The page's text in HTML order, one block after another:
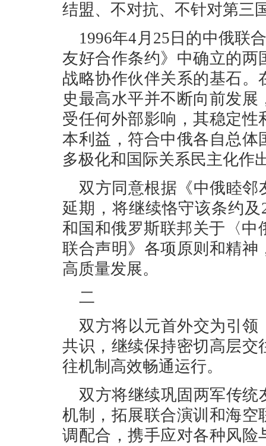
结盟、不对抗、不针对第三
1996年4月25日的中俄联
友好合作条约》中确立的
战略协作伙伴关系的基石
史最高水平并不断向前发
受任何外部影响，其稳定
本利益，符合中俄各自总
多极化和国际关系民主化作
双方同意根据《中俄睦邻
延期，将继续恪守该条约
和国和俄罗斯联邦关于〈中
联合声明》各项原则和精
高质量发展。
二
双方将以元首外交为引领
共识，继续保持密切高层
往机制高效畅通运行。
双方将继续巩固两军传统
机制，拓展联合演训和海
调配合，携手应对各种风